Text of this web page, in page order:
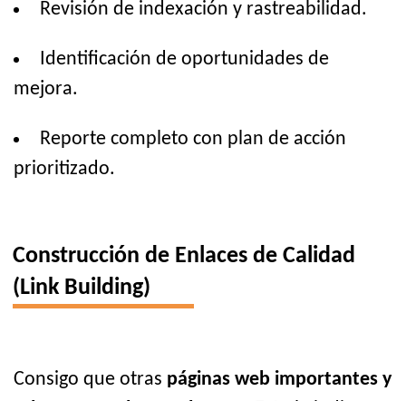
Revisión de indexación y rastreabilidad.
Identificación de oportunidades de
mejora.
Reporte completo con plan de acción
prioritizado.
Construcción de Enlaces de Calidad
(Link Building)
Consigo que otras páginas web importantes y